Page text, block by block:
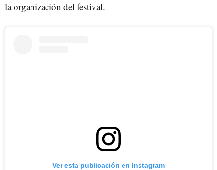
la organización del festival.
Ver esta publicación en Instagram